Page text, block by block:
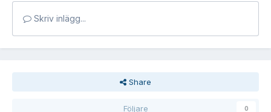
Skriv inlägg...
Share
Följare 0